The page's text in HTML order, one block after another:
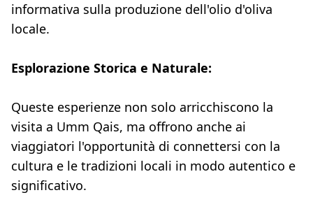
informativa sulla produzione dell'olio d'oliva
locale.
Esplorazione Storica e Naturale:
Queste esperienze non solo arricchiscono la
visita a Umm Qais, ma offrono anche ai
viaggiatori l'opportunità di connettersi con la
cultura e le tradizioni locali in modo autentico e
significativo.